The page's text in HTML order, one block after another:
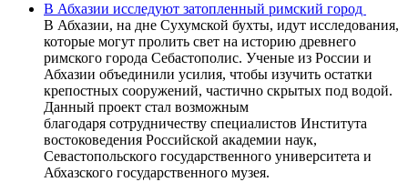
В Абхазии исследуют затопленный римский город
В Абхазии, на дне Сухумской бухты, идут исследования,
которые могут пролить свет на историю древнего
римского города Себастополис. Ученые из России и
Абхазии объединили усилия, чтобы изучить остатки
крепостных сооружений, частично скрытых под водой.
Данный проект стал возможным
благодаря сотрудничеству специалистов Института
востоковедения Российской академии наук,
Севастопольского государственного университета и
Абхазского государственного музея.